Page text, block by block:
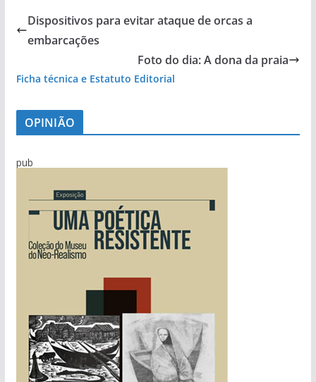
Dispositivos para evitar ataque de orcas a
embarcações
Foto do dia: A dona da praia
Ficha técnica e Estatuto Editorial
OPINIÃO
pub